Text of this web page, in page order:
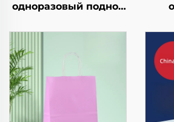
одноразовый поднос
салатов, закусок,
суши, пиццы, хлеба,
конфет, шоколада
или гамбургеров —
для общепита и
крафтовых целей
из